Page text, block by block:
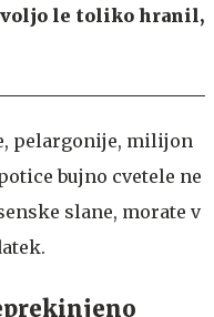
le toliko hranil,
pelargonije, milijon
bujno cvetele ne
slane, morate v